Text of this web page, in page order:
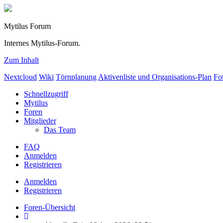
Mytilus Forum
Internes Mytilus-Forum.
Zum Inhalt
Nextcloud Wiki Törnplanung Aktivenliste und Organisations-Plan
Schnellzugriff
Mytilus
Foren
Mitglieder
Das Team
FAQ
Anmelden
Registrieren
Anmelden
Registrieren
Foren-Übersicht